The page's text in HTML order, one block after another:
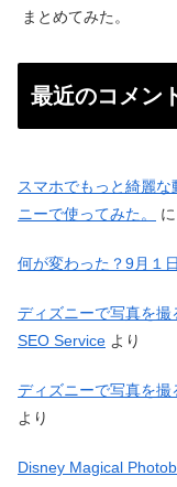
まとめてみた。
最近のコメン
スマホでもっと綺麗
ニーで使ってみた。
に
何が変わった？9月１
ディズニーで写真を撮
SEO Service より
ディズニーで写真を撮
より
Disney Magical